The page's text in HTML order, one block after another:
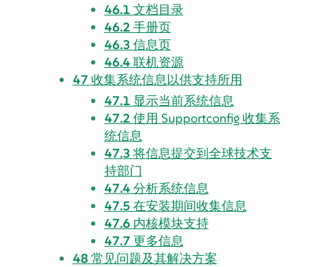
46.1 文档目录
46.2 手册页
46.3 信息页
46.4联机资源
47 收集系统信息以供支持所用
47.1 显示当前系统信息
47.2 使用 Supportconfig 收集系
统信息
47.3 将信息提交到全球技术支
持部门
47.4分析系统信息
47.5 在安装期间收集信息
47.6 内核模块支持
47.7 更多信息
48 常见问题及其解决方案